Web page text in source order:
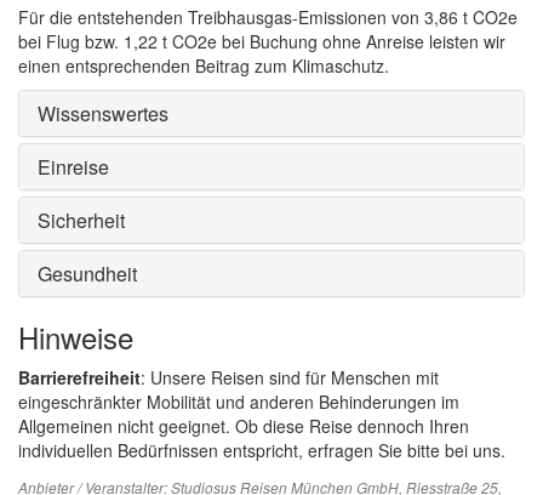
Für die entstehenden Treibhausgas-Emissionen von 3,86 t CO2e
bei Flug bzw. 1,22 t CO2e bei Buchung ohne Anreise leisten wir
einen entsprechenden Beitrag zum Klimaschutz.
Wissenswertes
Einreise
Sicherheit
Gesundheit
Hinweise
Barrierefreiheit: Unsere Reisen sind für Menschen mit
eingeschränkter Mobilität und anderen Behinderungen im
Allgemeinen nicht geeignet. Ob diese Reise dennoch Ihren
individuellen Bedürfnissen entspricht, erfragen Sie bitte bei uns.
Anbieter / Veranstalter:Studiosus Reisen München GmbH, Riesstraße 25,